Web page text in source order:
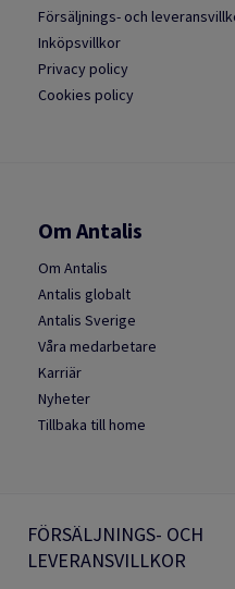
Försäljnings- och
Inköpsvillkor
Privacy policy
Cookies policy
Om Antalis
Om Antalis
Antalis globalt
Antalis Sverige
Våra medarbetare
Karriär
Nyheter
Tillbaka till home
FÖRSÄLJNINGS- OCH
LEVERANSVILLKOR